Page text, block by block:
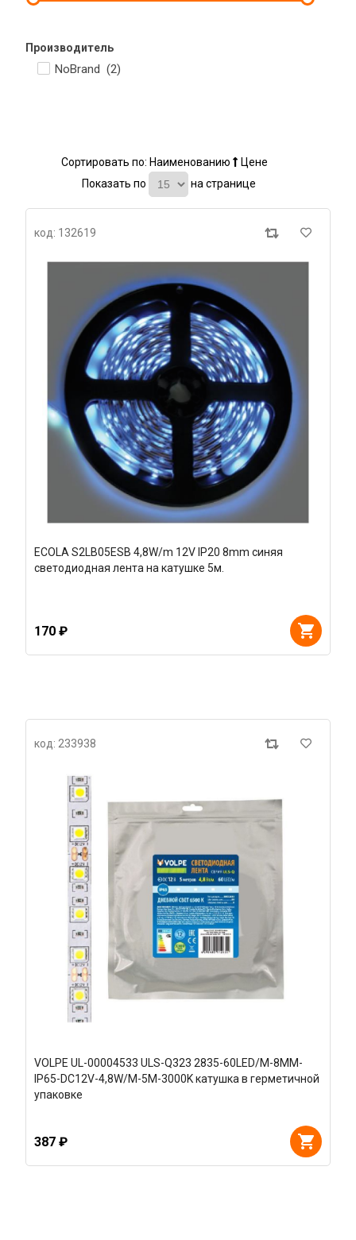
Производитель
NoBrand (2)
Сортировать по: Наименованию
Цене
Показать по
на странице
код: 132619
ECOLA S2LB05ESB 4,8W/m 12V IP20 8mm синяя
светодиодная лента на катушке 5м.
170 ₽
код: 233938
VOLPE UL-00004533 ULS-Q323 2835-60LED/M-8MM-
IP65-DC12V-4,8W/M-5M-3000K катушка в герметичной
упаковке
387 ₽